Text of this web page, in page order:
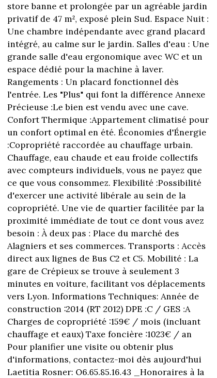
store banne et prolongée par un agréable jardin
privatif de 47 m², exposé plein Sud. Espace Nuit :
Une chambre indépendante avec grand placard
intégré, au calme sur le jardin. Salles d'eau : Une
grande salle d'eau ergonomique avec WC et un
espace dédié pour la machine à laver.
Rangements : Un placard fonctionnel dès
l'entrée. Les "Plus" qui font la différence Annexe
Précieuse :Le bien est vendu avec une cave.
Confort Thermique :Appartement climatisé pour
un confort optimal en été. Économies d'Énergie
:Copropriété raccordée au chauffage urbain.
Chauffage, eau chaude et eau froide collectifs
avec compteurs individuels, vous ne payez que
ce que vous consommez. Flexibilité :Possibilité
d'exercer une activité libérale au sein de la
copropriété. Une vie de quartier facilitée par la
proximité immédiate de tout ce dont vous avez
besoin : À deux pas : Place du marché des
Alagniers et ses commerces. Transports : Accès
direct aux lignes de Bus C2 et C5. Mobilité : La
gare de Crépieux se trouve à seulement 3
minutes en voiture, facilitant vos déplacements
vers Lyon. Informations Techniques: Année de
construction :2014 (RT 2012) DPE :C / GES :A
Charges de copropriété :159€ / mois (incluant
chauffage et eaux) Taxe foncière :1023€ / an
Pour planifier une visite ou obtenir plus
d'informations, contactez-moi dès aujourd'hui
Laetitia Rosner: O6.65.85.16.43 _Honoraires à la